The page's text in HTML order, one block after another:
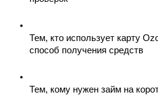
Тем, кто использует карту
способ получения средств
Тем, кому нужен займ на